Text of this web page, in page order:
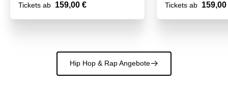
Tickets ab 159,00 €
Tickets ab 159,00
Hip Hop & Rap Angebote􀄫